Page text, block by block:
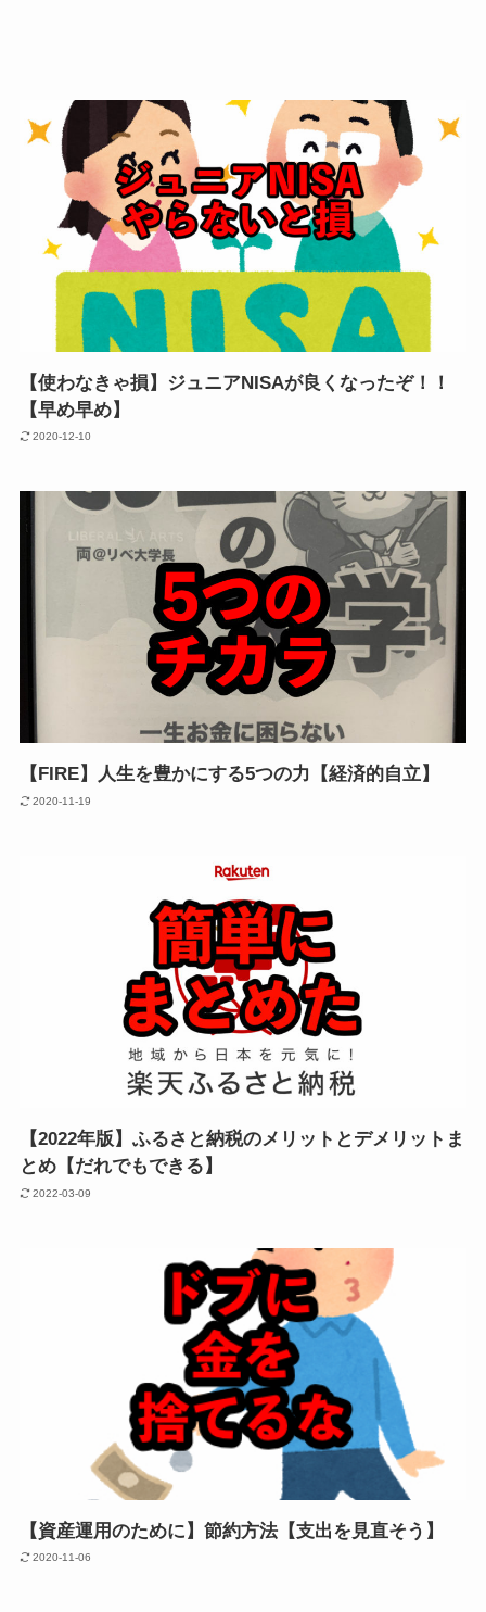
【使わなきゃ損】ジュニアNISAが良くなったぞ！！
【早め早め】
2020-12-10
【FIRE】人生を豊かにする5つの力【経済的自立】
2020-11-19
【2022年版】ふるさと納税のメリットとデメリットま
とめ【だれでもできる】
2022-03-09
【資産運用のために】節約方法【支出を見直そう】
2020-11-06